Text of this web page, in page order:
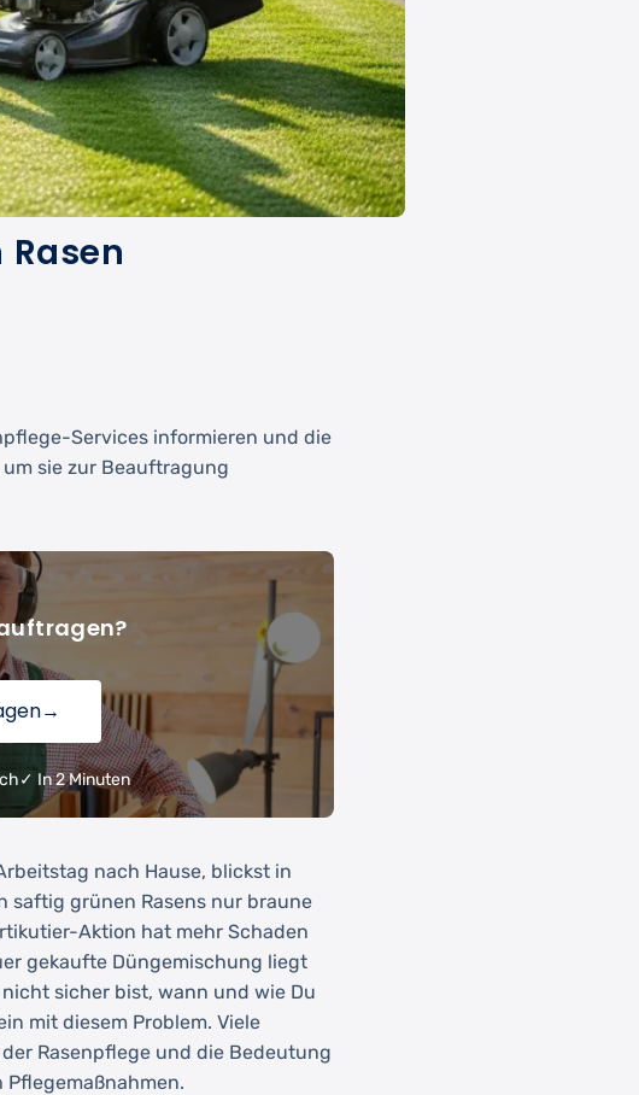
Services informieren und die
sie zur Beauftragung
→
✓ In 2 Minuten
nach Hause, blickst in
saftig grünen Rasens nur braune
Aktion hat mehr Schaden
gekaufte Düngemischung liegt
sicher bist, wann und wie Du
mit diesem Problem. Viele
Rasenpflege und die Bedeutung